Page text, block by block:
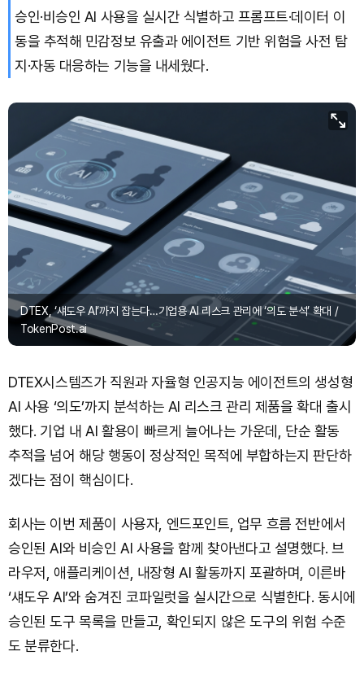
승인·비승인 AI 사용을 실시간 식별하고 프롬프트·데이터 이
동을 추적해 민감정보 유출과 에이전트 기반 위험을 사전 탐
지·자동 대응하는 기능을 내세웠다.
DTEX, ‘섀도우 AI’까지 잡는다…기업용 AI 리스크 관리에 ‘의도 분석’ 확대 /
TokenPost.ai
DTEX시스템즈가 직원과 자율형 인공지능 에이전트의 생성형
AI 사용 ‘의도’까지 분석하는 AI 리스크 관리 제품을 확대 출시
했다. 기업 내 AI 활용이 빠르게 늘어나는 가운데, 단순 활동
추적을 넘어 해당 행동이 정상적인 목적에 부합하는지 판단하
겠다는 점이 핵심이다.
회사는 이번 제품이 사용자, 엔드포인트, 업무 흐름 전반에서
승인된 AI와 비승인 AI 사용을 함께 찾아낸다고 설명했다. 브
라우저, 애플리케이션, 내장형 AI 활동까지 포괄하며, 이른바
‘섀도우 AI’와 숨겨진 코파일럿을 실시간으로 식별한다. 동시에
승인된 도구 목록을 만들고, 확인되지 않은 도구의 위험 수준
도 분류한다.